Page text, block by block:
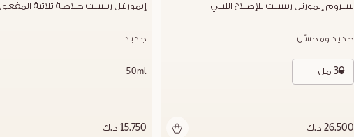
سيروم إيمورتل ريسيت للإصلاح الليلي
جديد ومحسّن
30 مل
26.500 د.ك
إيمورتيل ريسيت خلاصة ثلاثية
جديد
50ml
15.750 د.ك